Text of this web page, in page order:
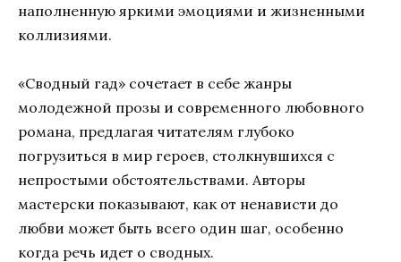
наполненную яркими эмоциями и жизненными
коллизиями.
«Сводный гад» сочетает в себе жанры
молодежной прозы и современного любовного
романа, предлагая читателям глубоко
погрузиться в мир героев, столкнувшихся с
непростыми обстоятельствами. Авторы
мастерски показывают, как от ненависти до
любви может быть всего один шаг, особенно
когда речь идет о сводных.